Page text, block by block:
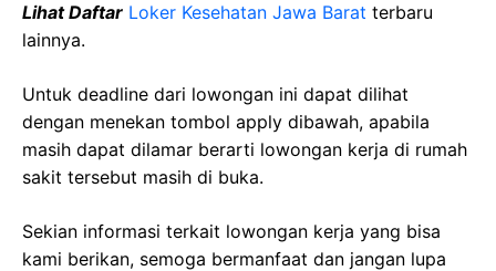
Lihat Daftar Loker Kesehatan Jawa Barat terbaru
lainnya.
Untuk deadline dari lowongan ini dapat dilihat
dengan menekan tombol apply dibawah, apabila
masih dapat dilamar berarti lowongan kerja di rumah
sakit tersebut masih di buka.
Sekian informasi terkait lowongan kerja yang bisa
kami berikan, semoga bermanfaat dan jangan lupa